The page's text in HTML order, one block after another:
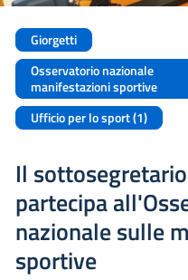
Giorgetti
Osservatorio nazionale
manifestazioni sportive
Ufficio per lo sport (1)
Il
partecipa
nazionale sulle
sportive